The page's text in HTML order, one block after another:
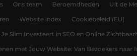
Ons team Beroemdheden Uit de
Website index Cookiebeleid (EU)
Slim Investeert in SEO en Online
met Jouw Website: Van Bezoekers naar